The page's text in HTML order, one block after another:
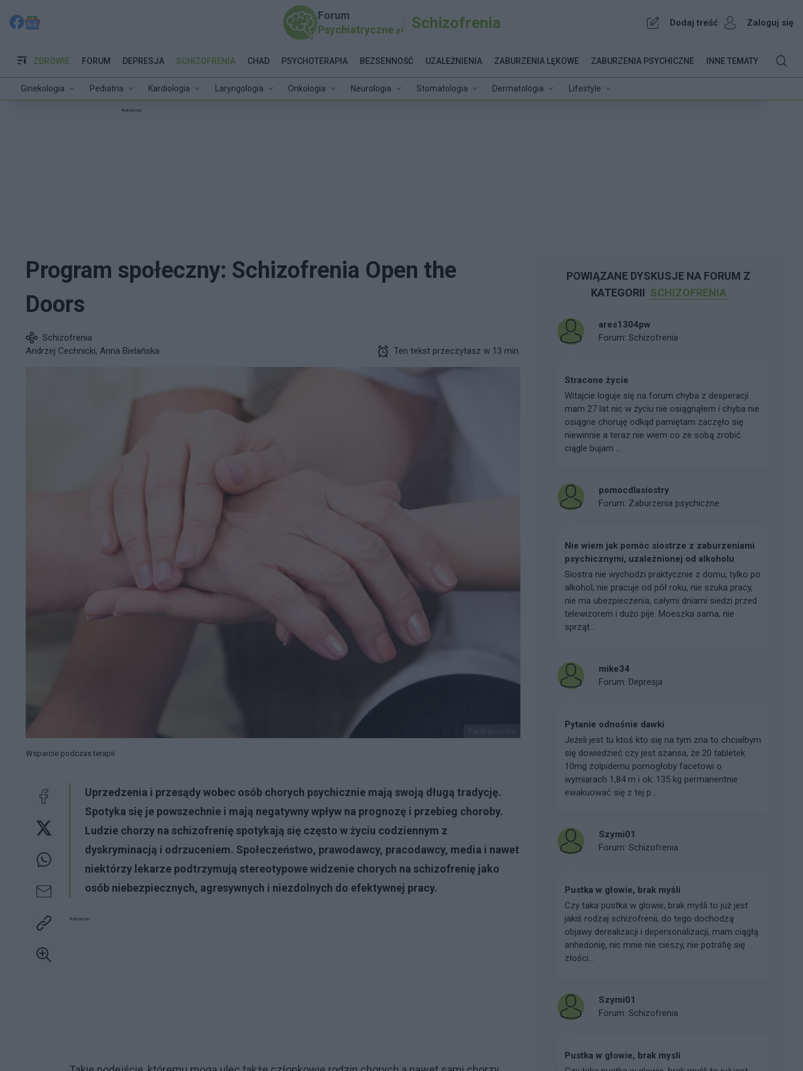
Forum
Psychiatryczne .pl Schizofrenia Dodaj treść Zaloguj się
ZDROWIE
Ginekologia Pediatria Kardiologia Laryngologia Onkologia Neurologia Stomatologia Dermatologia Lifestyle
FORUM DEPRESJA SCHIZOFRENIA CHAD PSYCHOTERAPIA BEZSENNOŚĆ UZALEŻNIENIA ZABURZENIA LĘKOWE ZABURZENIA PSYCHICZNE INNE TEMATY
Reklama:
Program społeczny: Schizofrenia Open the
Doors
Schizofrenia
Andrzej Cechnicki, Anna Bielańska
Ten tekst przeczytasz w 13 min.
Wsparcie podczas terapii
Uprzedzenia i przesądy wobec osób chorych psychicznie mają swoją długą tradycję.
Spotyka się je powszechnie i mają negatywny wpływ na prognozę i przebieg choroby.
Ludzie chorzy na schizofrenię spotykają się często w życiu codziennym z
dyskryminacją i odrzuceniem. Społeczeństwo, prawodawcy, pracodawcy, media i nawet
niektórzy lekarze podtrzymują stereotypowe widzenie chorych na schizofrenię jako
osób niebezpiecznych, agresywnych i niezdolnych do efektywnej pracy.
Reklama:
POWIĄZANE DYSKUSJE NA FORUM Z
KATEGORII SCHIZOFRENIA
ares1304pw
Forum: Schizofrenia
Stracone życie
Witajcie loguje się na forum chyba z desperacji
mam 27 lat nic w życiu nie osiągnąłem i chyba nie
osiągne choruję odkąd pamiętam zaczęło się
niewinnie a teraz nie wiem co ze sobą zrobić
ciągle bujam ...
pomocdlasiostry
Forum: Zaburzenia psychiczne
Nie wiem jak pomóc siostrze z zaburzeniami
psychicznymi, uzależnionej od alkoholu
Siostra nie wychodzi praktycznie z domu, tylko po
alkohol, nie pracuje od pół roku, nie szuka pracy,
nie ma ubezpieczenia, całymi dniami siedzi przed
telewizorem i dużo pije. Moeszka sama, nie
sprząt...
mike34
Forum: Depresja
Pytanie odnośnie dawki
Jeżeli jest tu ktoś kto się na tym zna to chciałbym
się dowiedzieć czy jest szansa, że 20 tabletek
10mg zolpidemu pomogłoby facetowi o
wymiarach 1,84 m i ok. 135 kg permanentnie
ewakuować się z tej p...
Szymi01
Forum: Schizofrenia
Pustka w głowie, brak myśli
Czy taka pustka w glowie, brak myśli to już jest
jakiś rodzaj schizofrenii, do tego dochodzą
objawy derealizacji i depersonalizacji, mam ciągłą
anhedonię, nic mnie nie cieszy, nie potrafię się
złości...
Szymi01
Forum: Schizofrenia
Pustka w głowie, brak mysli